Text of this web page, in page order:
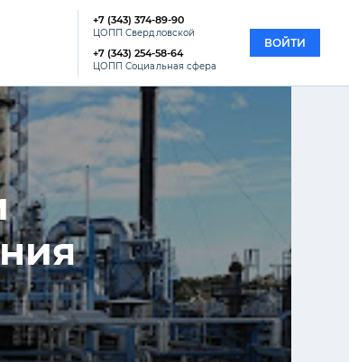
+7 (343) 374-89-90
ЦОПП Свердловской
+7 (343) 254-58-64
ЦОПП Социальная сфера
ВОЙТИ